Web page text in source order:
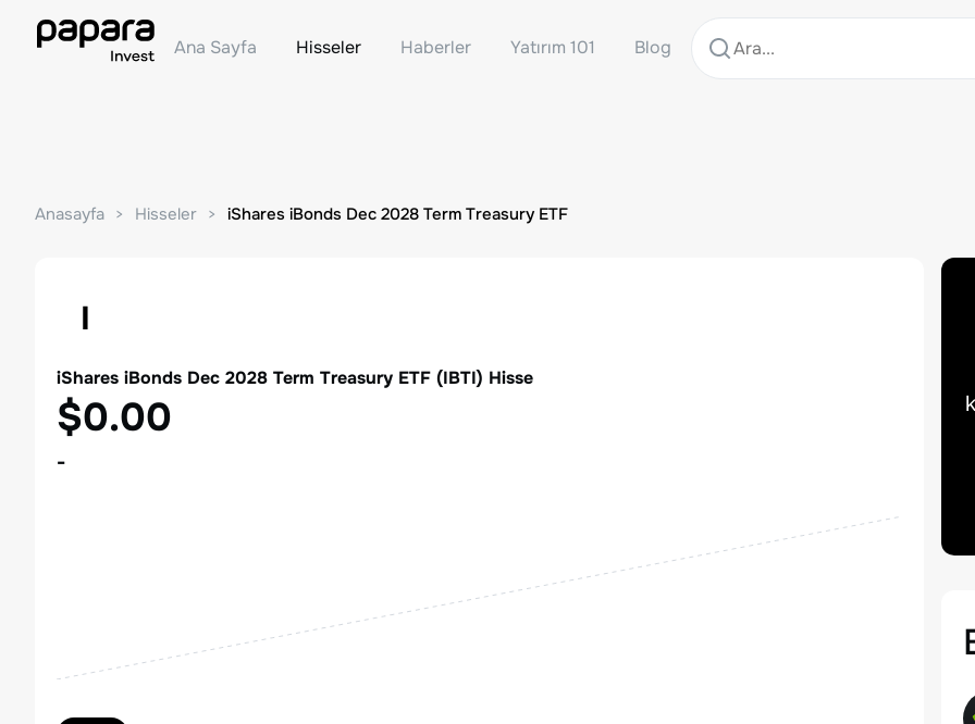
Ana Sayfa Hisseler Haberler Yatırım 101 Blog
Anasayfa Hisseler iShares iBonds Dec 2028 Term Treasury ETF
I
iShares iBonds Dec 2028 Term Treasury ETF (IBTI) Hisse
$0.00
-